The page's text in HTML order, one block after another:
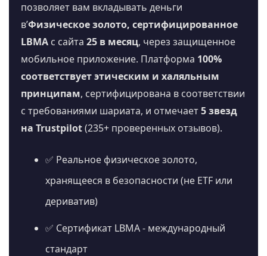
позволяет вам вкладывать деньги
в’Физическое золото, сертифицированное
LBMA с сайта 25 в месяц, через защищенное
мобильное приложение. Платформа 100%
соответствует этическим и халяльным
принципам, сертифицирована в соответствии
с требованиями шариата, и отмечает5 звезд
на Trustpilot(235+ проверенных отзывов).
✅ Реальное физическое золото,
хранящееся в безопасности (не ETF или
дериватив)
✅ Сертификат LBMA - международный
стандарт